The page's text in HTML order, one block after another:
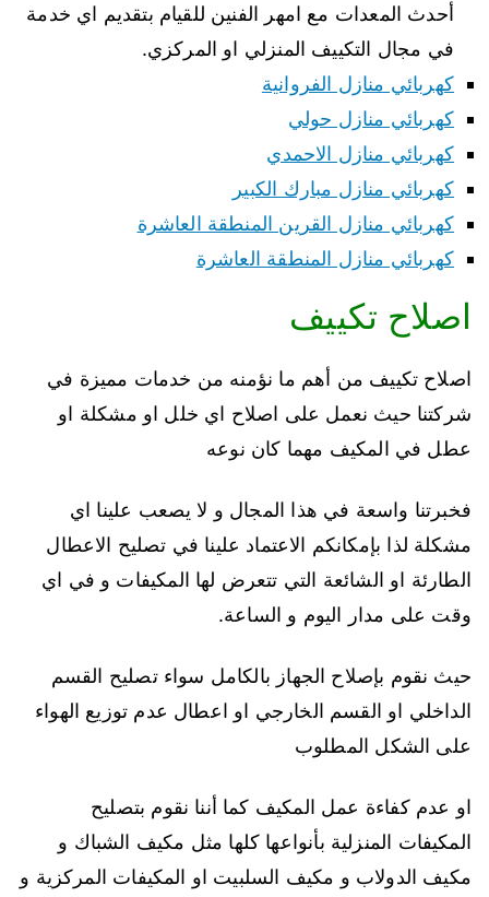
أحدث المعدات مع امهر الفنين للقيام بتقديم اي خدمة
في مجال التكييف المنزلي او المركزي.
كهربائي منازل الفروانية
كهربائي منازل حولي
كهربائي منازل الاحمدي
كهربائي منازل مبارك الكبير
كهربائي منازل القرين المنطقة العاشرة
كهربائي منازل المنطقة العاشرة
اصلاح تكييف
اصلاح تكييف من أهم ما نؤمنه من خدمات مميزة في
شركتنا حيث نعمل على اصلاح اي خلل او مشكلة او
عطل في المكيف مهما كان نوعه
فخبرتنا واسعة في هذا المجال و لا يصعب علينا اي
مشكلة لذا بإمكانكم الاعتماد علينا في تصليح الاعطال
الطارئة او الشائعة التي تتعرض لها المكيفات و في اي
وقت على مدار اليوم و الساعة.
حيث نقوم بإصلاح الجهاز بالكامل سواء تصليح القسم
الداخلي او القسم الخارجي او اعطال عدم توزيع الهواء
على الشكل المطلوب
او عدم كفاءة عمل المكيف كما أننا نقوم بتصليح
المكيفات المنزلية بأنواعها كلها مثل مكيف الشباك و
مكيف الدولاب و مكيف السلبيت او المكيفات المركزية و